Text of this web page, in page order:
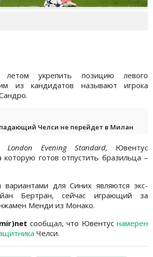
укрепить позицию левого
из кандидатов называют игрока
Челси не перейдет в Милан
London EveningStandard, Ювентус
которую готов отпустить бразильца –
вариантами для Синих являются экс-
Бертран, сейчас играющий за
Менди из Монако.
сообщал, что Ювентуснамерен
Челси.